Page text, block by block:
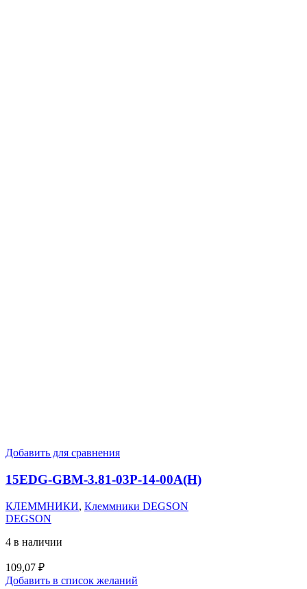
Добавить для сравнения
15EDG-GBM-3.81-03P-14-00A(H)
КЛЕММНИКИ, Клеммники DEGSON
DEGSON
4 в наличии
109,07 ₽
Добавить в список желаний